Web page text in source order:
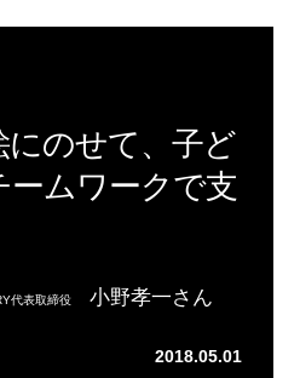
にのせて、子ど
ームワークで支
代表取締役 小野孝一さん
2018.05.01